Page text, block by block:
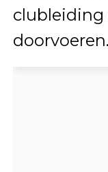
clubleiding
doorvoeren.